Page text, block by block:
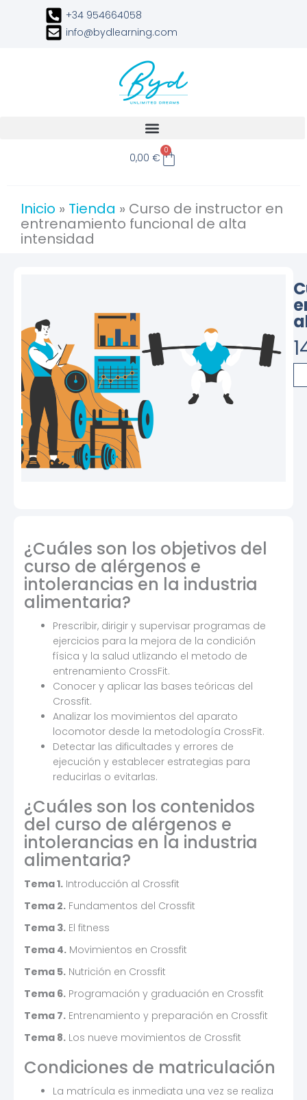
contenido
+34 954664058
info@bydlearning.com
0,00 €
0
Carrito
Inicio » Tienda » Curso de instructor en
entrenamiento funcional de alta
intensidad
de
¿Cuáles son los objetivos del
curso de alérgenos e
intolerancias en la industria
alimentaria?
Prescribir, dirigir y supervisar programas de
ejercicios para la mejora de la condición
física y la salud utlizando el metodo de
entrenamiento CrossFit.
Conocer y aplicar las bases teóricas del
Crossfit.
Analizar los movimientos del aparato
locomotor desde la metodología CrossFit.
Detectar las dificultades y errores de
ejecución y establecer estrategias para
reducirlas o evitarlas.
¿Cuáles son los contenidos
del curso de alérgenos e
intolerancias en la industria
alimentaria?
Tema 1. Introducción al Crossfit
Tema 2. Fundamentos del Crossfit
Tema 3. El fitness
Tema 4. Movimientos en Crossfit
Tema 5. Nutrición en Crossfit
Tema 6. Programación y graduación en Crossfit
Tema 7. Entrenamiento y preparación en Crossfit
Tema 8. Los nueve movimientos de Crossfit
Condiciones de matriculación
La matrícula es inmediata una vez se realiza